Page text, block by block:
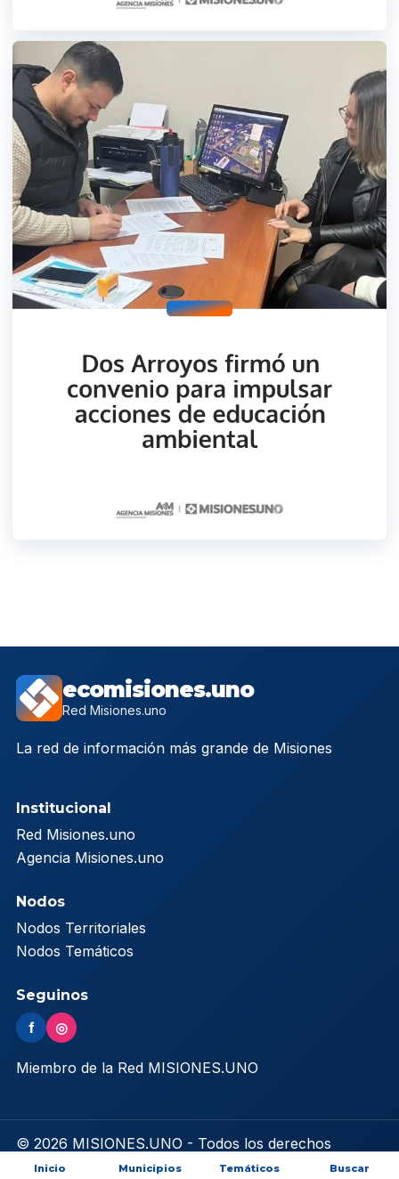
ecomisiones.uno
Red Misiones.uno
La red de información más grande de Misiones
Institucional
Red Misiones.uno
Agencia Misiones.uno
Nodos
Nodos Territoriales
Nodos Temáticos
Seguinos
f ◎
Miembro de la Red MISIONES.UNO
© 2026 MISIONES.UNO - Todos los derechos
reservados
Inicio Municipios Temáticos Buscar